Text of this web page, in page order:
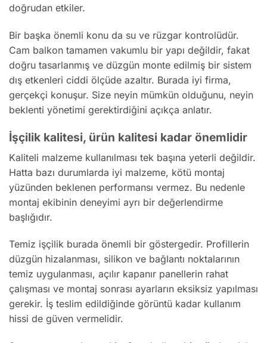
doğrudan etkiler.
Bir başka önemli konu da su ve rüzgar kontrolüdür.
Cam balkon tamamen vakumlu bir yapı değildir, fakat
doğru tasarlanmış ve düzgün monte edilmiş bir sistem
dış etkenleri ciddi ölçüde azaltır. Burada iyi firma,
gerçekçi konuşur. Size neyin mümkün olduğunu, neyin
beklenti yönetimi gerektirdiğini açıkça anlatır.
İşçilik kalitesi, ürün kalitesi kadar önemlidir
Kaliteli malzeme kullanılması tek başına yeterli değildir.
Hatta bazı durumlarda iyi malzeme, kötü montaj
yüzünden beklenen performansı vermez. Bu nedenle
montaj ekibinin deneyimi ayrı bir değerlendirme
başlığıdır.
Temiz işçilik burada önemli bir göstergedir. Profillerin
düzgün hizalanması, silikon ve bağlantı noktalarının
temiz uygulanması, açılır kapanır panellerin rahat
çalışması ve montaj sonrası ayarların eksiksiz yapılması
gerekir. İş teslim edildiğinde görüntü kadar kullanım
hissi de güven vermelidir.